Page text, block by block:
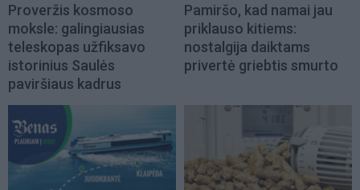
Proveržis kosmoso
moksle: galingiausias
teleskopas užfiksavo
istorinius Saulės
paviršiaus kadrus
Pamiršo, kad namai jau
priklauso kitiems:
nostalgija daiktams
privertė griebtis smurto